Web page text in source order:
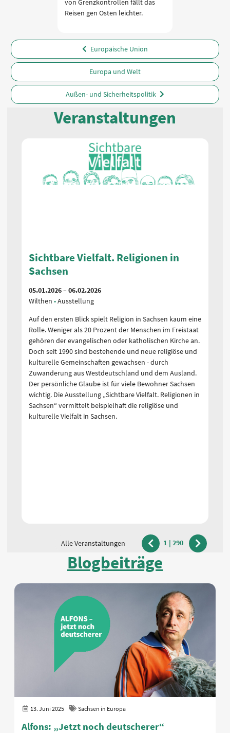
von Grenzkontrollen fällt das
Reisen gen Osten leichter.
Europäische Union
Europa und Welt
Außen- und Sicherheitspolitik
Veranstaltungen
Sichtbare Vielfalt. Religionen in
Sachsen
05.01.2026 – 06.02.2026
Wilthen
Ausstellung
Auf den ersten Blick spielt Religion in Sachsen kaum eine
Rolle. Weniger als 20 Prozent der Menschen im Freistaat
gehören der evangelischen oder katholischen Kirche an.
Doch seit 1990 sind bestehende und neue religiöse und
kulturelle Gemeinschaften gewachsen - durch
Zuwanderung aus Westdeutschland und dem Ausland.
Der persönliche Glaube ist für viele Bewohner Sachsen
wichtig. Die Ausstellung „Sichtbare Vielfalt. Religionen in
Sachsen“ vermittelt beispielhaft die religiöse und
kulturelle Vielfalt in Sachsen.
Alle Veranstaltungen
vorherige
1 | 290
nächste
Blogbeiträge
13. Juni 2025 Sachsen in Europa
Alfons: „Jetzt noch deutscherer“